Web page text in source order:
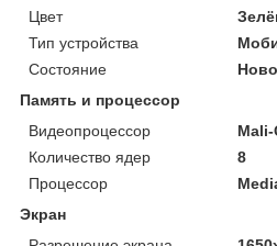
Цвет
Тип устройства
Состояние
Память и процессор
Видеопроцессор
Mali-
Количество ядер
8
Процессор
Экран